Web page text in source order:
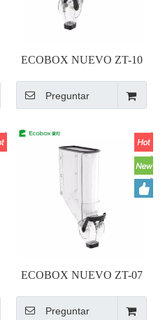
ECOBOX NUEVO ZT-10
Gravity Bin
Preguntar
ECOBOX NUEVO ZT-07
Dispensador de gravedad
Preguntar